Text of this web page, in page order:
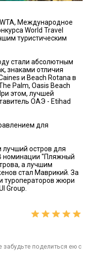
Международное
World Travel
туристическим
стали абсолютным
знаками отличия
и Beach Rotana в
Palm, Oasis Beach
этом, лучшей
ОАЭ - Etihad
для
остров для
номинации "Пляжный
а лучшим
стал Маврикий. За
туроператоров жюри
Group.
забудьте поделиться ею с